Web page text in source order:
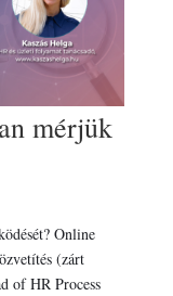
mérjük
Online
(zárt
of HR Process